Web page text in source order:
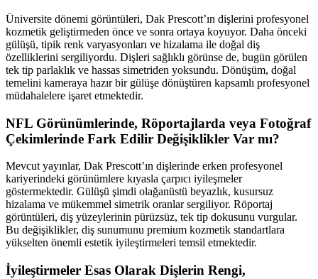
Üniversite dönemi görüntüleri, Dak Prescott’ın dişlerini profesyonel
kozmetik geliştirmeden önce ve sonra ortaya koyuyor. Daha önceki
gülüşü, tipik renk varyasyonları ve hizalama ile doğal diş
özelliklerini sergiliyordu. Dişleri sağlıklı görünse de, bugün görülen
tek tip parlaklık ve hassas simetriden yoksundu. Dönüşüm, doğal
temelini kameraya hazır bir gülüşe dönüştüren kapsamlı profesyonel
müdahalelere işaret etmektedir.
NFL Görünümlerinde, Röportajlarda veya Fotoğraf
Çekimlerinde Fark Edilir Değişiklikler Var mı?
Mevcut yayınlar, Dak Prescott’ın dişlerinde erken profesyonel
kariyerindeki görünümlere kıyasla çarpıcı iyileşmeler
göstermektedir. Gülüşü şimdi olağanüstü beyazlık, kusursuz
hizalama ve mükemmel simetrik oranlar sergiliyor. Röportaj
görüntüleri, diş yüzeylerinin pürüzsüz, tek tip dokusunu vurgular.
Bu değişiklikler, diş sunumunu premium kozmetik standartlara
yükselten önemli estetik iyileştirmeleri temsil etmektedir.
İyileştirmeler Esas Olarak Dişlerin Rengi,